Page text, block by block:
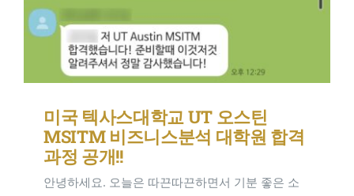
미국 텍사스대학교 UT 오스틴
MSITM 비즈니스분석 대학원 합격
과정 공개!!
안녕하세요. 오늘은 따끈따끈하면서 기분 좋은 소